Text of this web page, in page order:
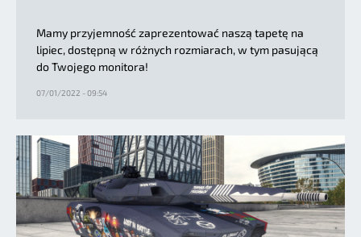
Mamy przyjemność zaprezentować naszą tapetę na
lipiec, dostępną w różnych rozmiarach, w tym pasującą
do Twojego monitora!
07/01/2022 - 09:54